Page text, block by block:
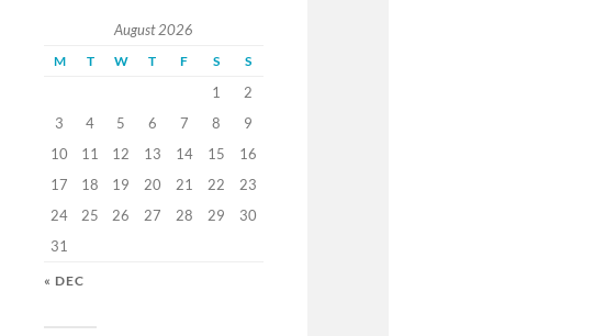
August 2026
M T W T F S S
1
2
3
4 5 6 7 8
9
10
11 12 13 14 15
16
17
18 19 20 21 22
23
24
25 26 27 28 29
30
31
« DEC